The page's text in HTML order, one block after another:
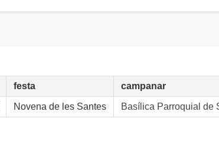
festa campanar
Novena de les Santes Basílica Parroquial de